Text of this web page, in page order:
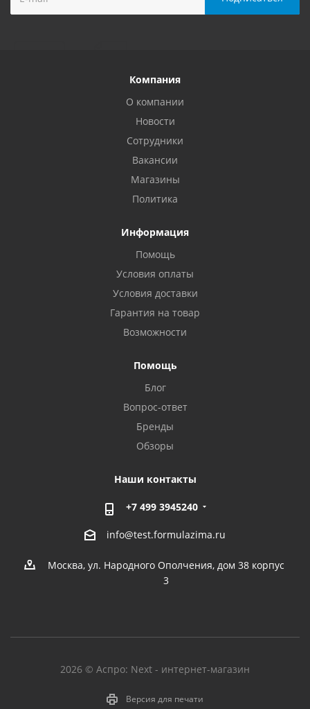
Компания
О компании
Новости
Сотрудники
Вакансии
Магазины
Политика
Информация
Помощь
Условия оплаты
Условия доставки
Гарантия на товар
Возможности
Помощь
Блог
Вопрос-ответ
Бренды
Обзоры
Наши контакты
+7 499 3945240
info@test.formulazima.ru
Москва, ул. Народного Ополчения, дом 38 корпус
3
2026 © Аспро: Next - интернет-магазин
Версия для печати